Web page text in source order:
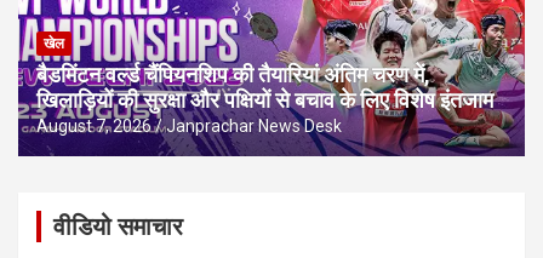
खेल
बैडमिंटन वर्ल्ड चैंपियनशिप की तैयारियां अंतिम चरण में,
खिलाड़ियों की सुरक्षा और पक्षियों से बचाव के लिए विशेष इंतजाम
August 7, 2026 Janprachar News Desk
वीडियो समाचार